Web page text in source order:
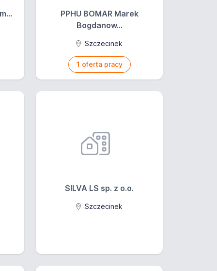
PPHU BOMAR Marek
Bogdanow...
Szczecinek
1 oferta pracy
SILVA LS sp. z o.o.
Szczecinek